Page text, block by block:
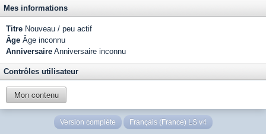
Mes informations
Titre Nouveau / peu actif
Âge Âge inconnu
Anniversaire Anniversaire inconnu
Contrôles utilisateur
Mon contenu
Version complète Français (France) LS v4